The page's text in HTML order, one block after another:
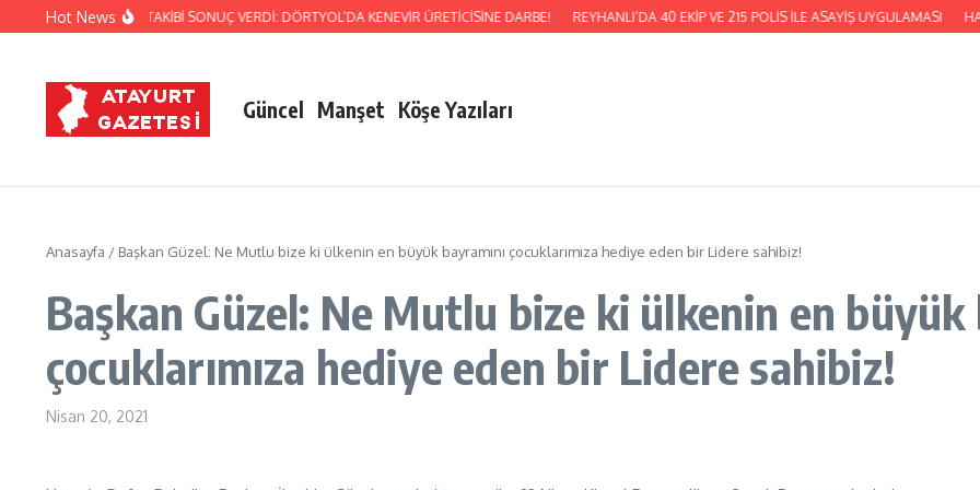
İçeriğe atlaHot News
JANDARMA’NIN TİTİZ TAKİBİ SONUÇ VERDİ: DÖRTYOL’DA KENEVİR ÜRETİCİSİNE DARBE! REYHANLI’DA 40 EKİP VE 215 POLİS İLE ASAYİŞ UYGULAMASI
Güncel Manşet Köşe Yazıları
Anasayfa / Başkan Güzel: Ne Mutlu bize ki ülkenin en büyük bayramını çocuklarımıza hediye eden bir Lidere sahibiz!
Başkan Güzel: Ne Mutlu bize ki ülkenin en büyük
çocuklarımıza hediye eden bir Lidere sahibiz!
Nisan 20, 2021